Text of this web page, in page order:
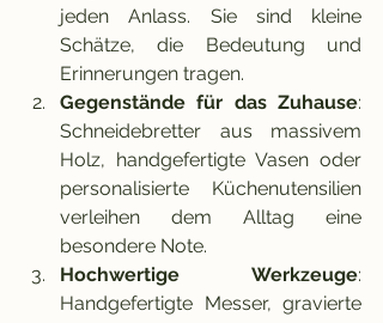
jeden Anlass. Sie sind kleine
Schätze, die Bedeutung und
Erinnerungen tragen.
Gegenstände für das Zuhause:
Schneidebretter aus massivem
Holz, handgefertigte Vasen oder
personalisierte Küchenutensilien
verleihen dem Alltag eine
besondere Note.
Hochwertige Werkzeuge:
Handgefertigte Messer, gravierte